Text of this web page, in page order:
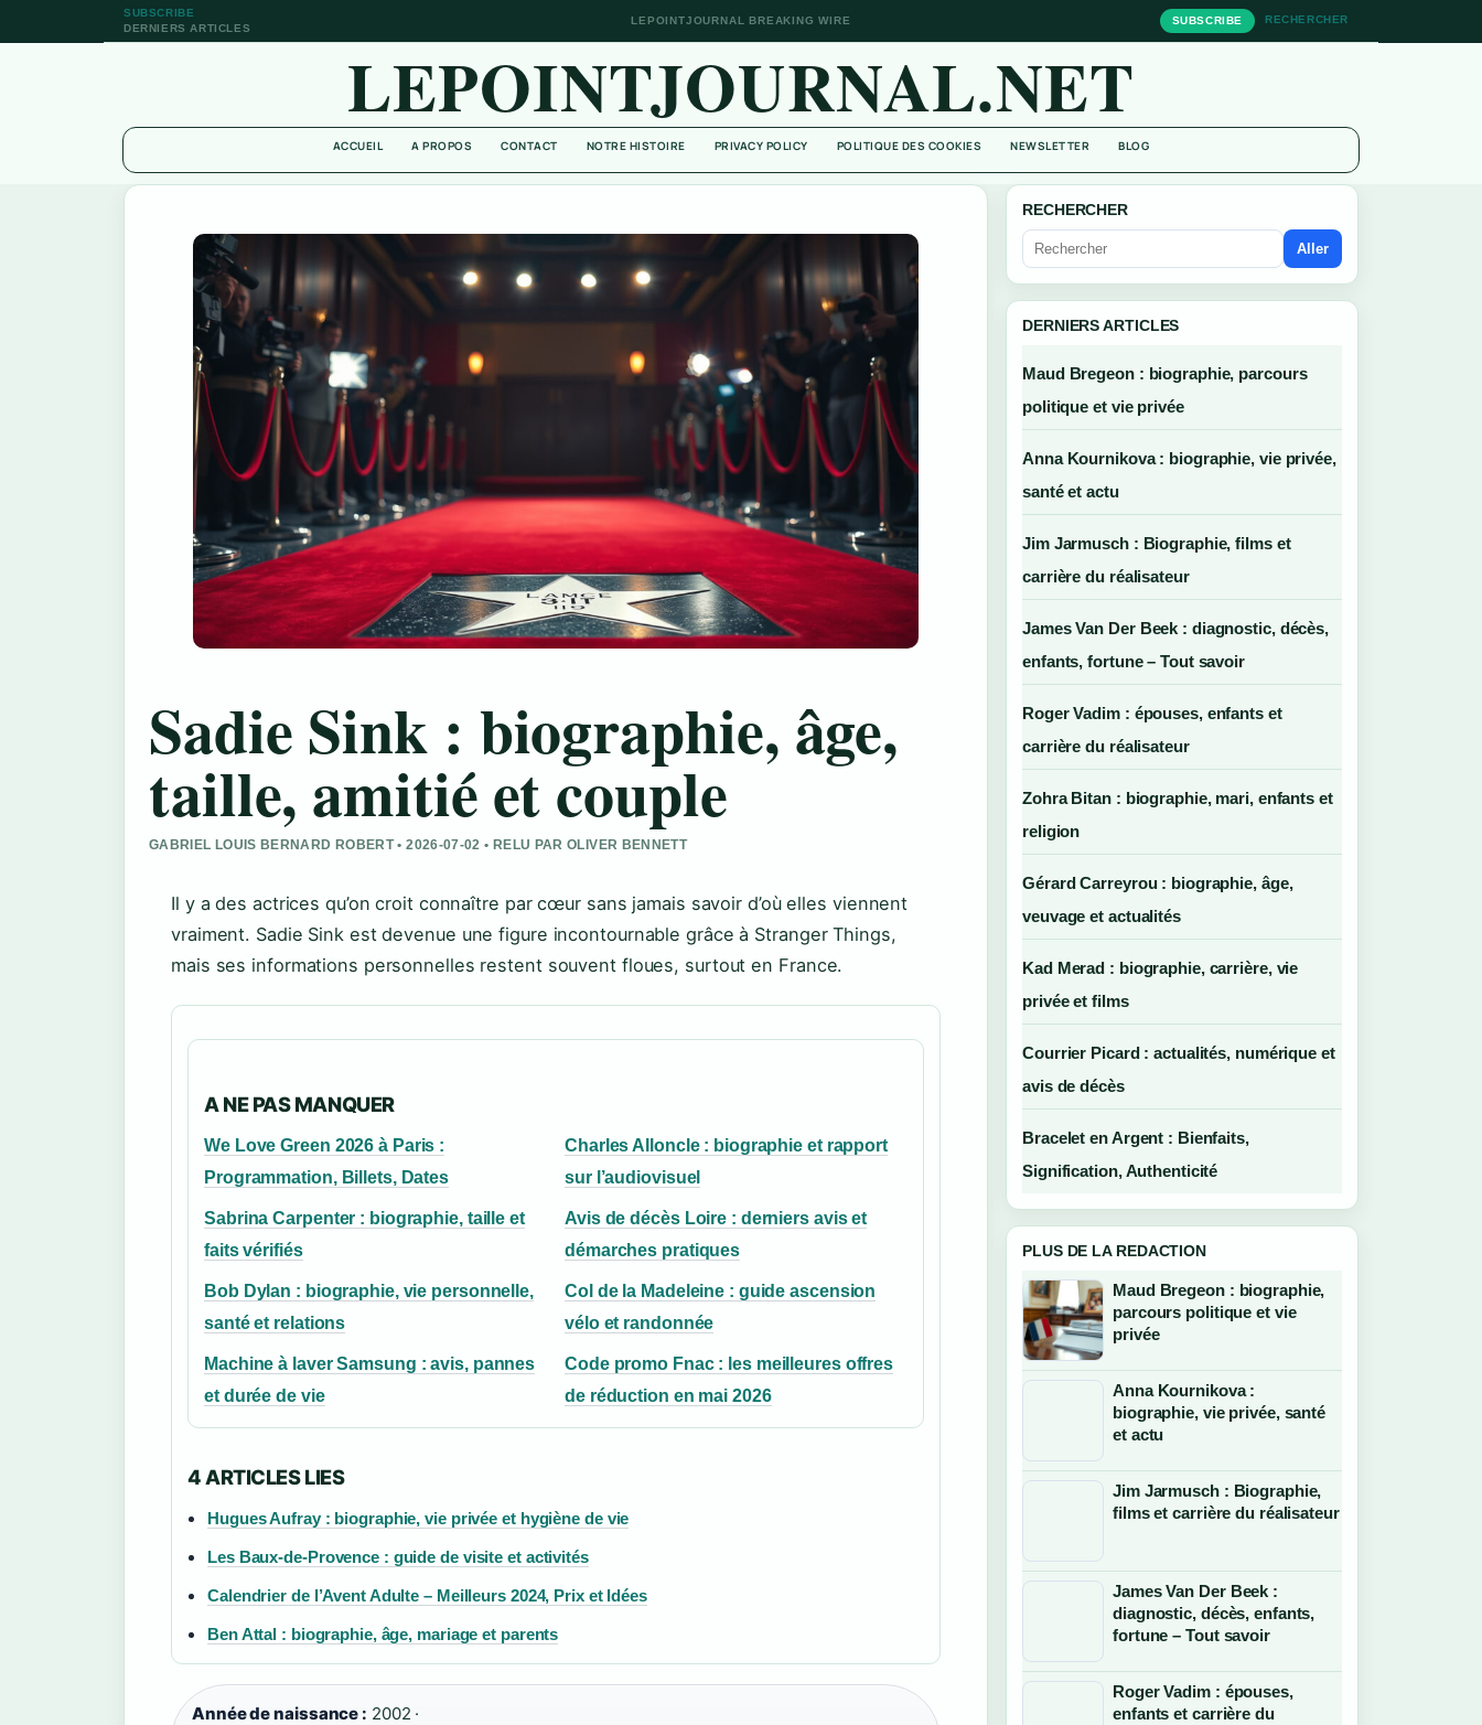
SUBSCRIBE
DERNIERS ARTICLES
LEPOINTJOURNAL BREAKING WIRE SUBSCRIBE RECHERCHER
LEPOINTJOURNAL.NET
ACCUEIL A PROPOS CONTACT NOTRE HISTOIRE PRIVACY POLICY POLITIQUE DES COOKIES NEWSLETTER BLOG
Sadie Sink : biographie, âge,
taille, amitié et couple
GABRIEL LOUIS BERNARD ROBERT • 2026-07-02 • RELU PAR OLIVER BENNETT
Il y a des actrices qu’on croit connaître par cœur sans jamais savoir d’où elles viennent
vraiment. Sadie Sink est devenue une figure incontournable grâce à Stranger Things,
mais ses informations personnelles restent souvent floues, surtout en France.
A NE PAS MANQUER
We Love Green 2026 à Paris :
Programmation, Billets, Dates
Charles Alloncle : biographie et rapport
sur l’audiovisuel
Sabrina Carpenter : biographie, taille et
faits vérifiés
Avis de décès Loire : derniers avis et
démarches pratiques
Bob Dylan : biographie, vie personnelle,
santé et relations
Col de la Madeleine : guide ascension
vélo et randonnée
Machine à laver Samsung : avis, pannes
et durée de vie
Code promo Fnac : les meilleures offres
de réduction en mai 2026
4 ARTICLES LIES
Hugues Aufray : biographie, vie privée et hygiène de vie
Les Baux-de-Provence : guide de visite et activités
Calendrier de l’Avent Adulte – Meilleurs 2024, Prix et Idées
Ben Attal : biographie, âge, mariage et parents
Année de naissance : 2002 ·
RECHERCHER
Aller
DERNIERS ARTICLES
Maud Bregeon : biographie, parcours
politique et vie privée
Anna Kournikova : biographie, vie privée,
santé et actu
Jim Jarmusch : Biographie, films et
carrière du réalisateur
James Van Der Beek : diagnostic, décès,
enfants, fortune – Tout savoir
Roger Vadim : épouses, enfants et
carrière du réalisateur
Zohra Bitan : biographie, mari, enfants et
religion
Gérard Carreyrou : biographie, âge,
veuvage et actualités
Kad Merad : biographie, carrière, vie
privée et films
Courrier Picard : actualités, numérique et
avis de décès
Bracelet en Argent : Bienfaits,
Signification, Authenticité
PLUS DE LA REDACTION
Maud Bregeon : biographie,
parcours politique et vie
privée
Anna Kournikova :
biographie, vie privée, santé
et actu
Jim Jarmusch : Biographie,
films et carrière du réalisateur
James Van Der Beek :
diagnostic, décès, enfants,
fortune – Tout savoir
Roger Vadim : épouses,
enfants et carrière du